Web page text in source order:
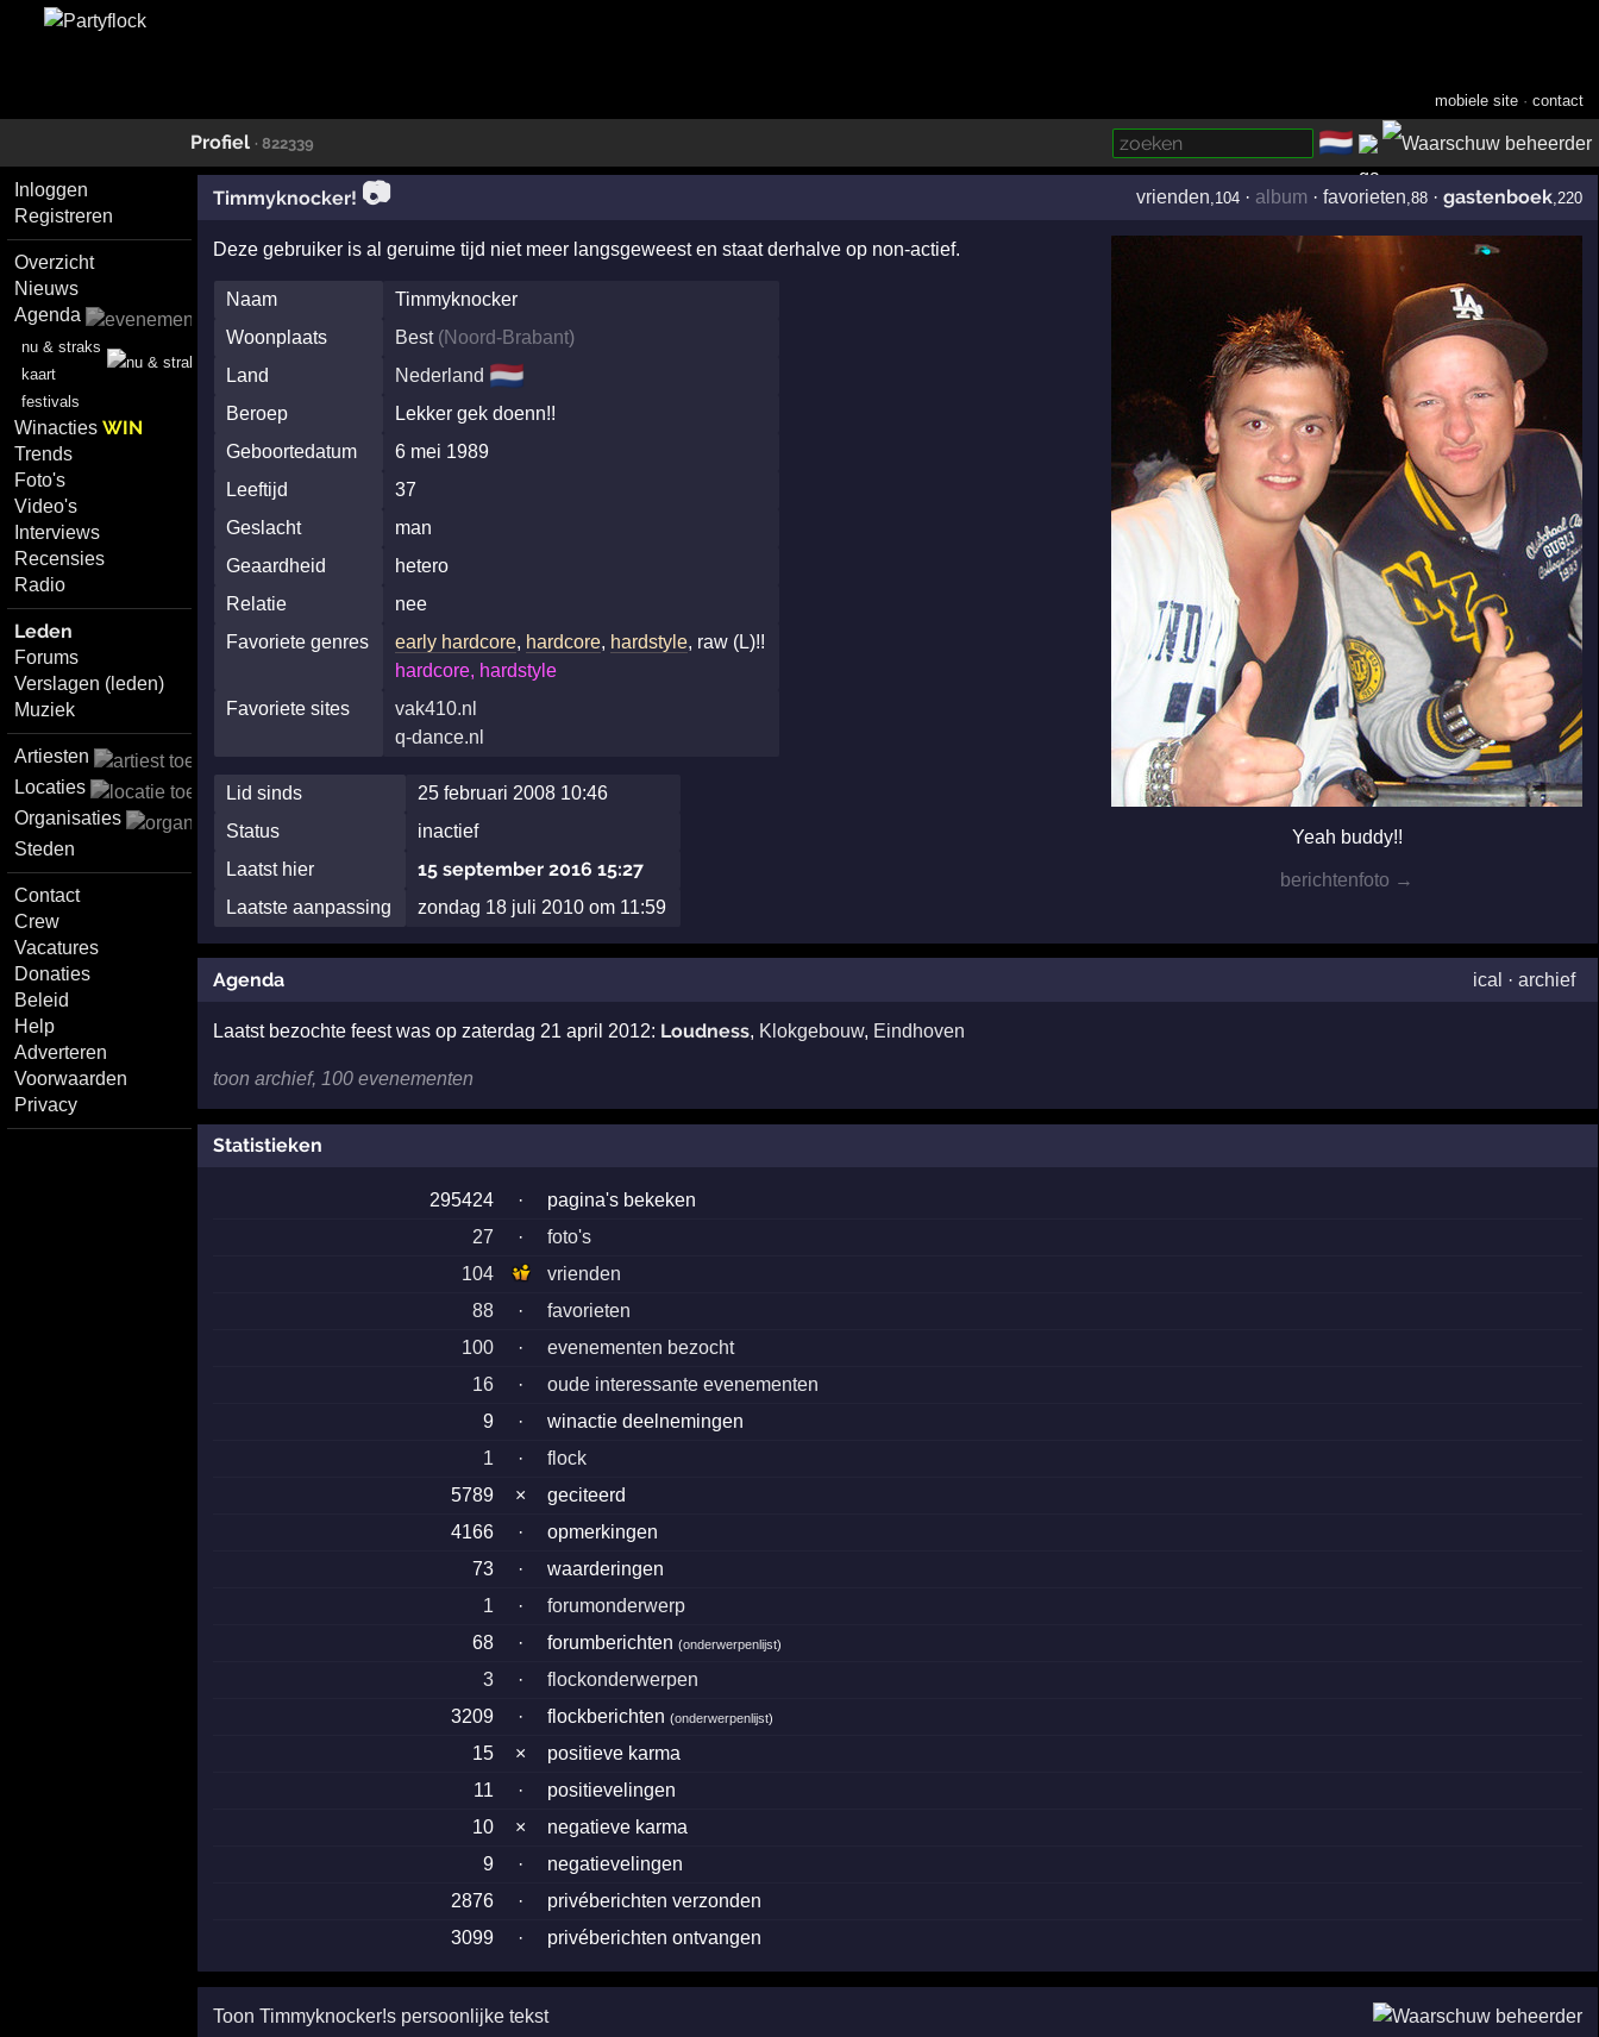
mobiele site ·contact
Profiel · 822339 🇳🇱
Inloggen
Registreren
Overzicht
Nieuws
Agenda
nu & straks
kaart
festivals
WinactiesWIN
Trends
Foto's
Video's
Interviews
Recensies
Radio
Leden
Forums
Verslagen (leden)
Muziek
Artiesten
Locaties
Organisaties
Steden
Contact
Crew
Vacatures
Donaties
Beleid
Help
Adverteren
Voorwaarden
Privacy
Timmyknocker! 📷 vrienden ,104 · album ·favorieten ,88 ·gastenboek ,220
Yeah buddy!!
berichtenfoto →
Deze gebruiker is al geruime tijd niet meer langsgeweest en staat derhalve op non-actief.
Naam
Timmyknocker
Woonplaats
Best (Noord-Brabant)
Land
Nederland 🇳🇱
Beroep
Lekker gek doenn!!
Geboortedatum
6 mei 1989
Leeftijd
37
Geslacht
man
Geaardheid
hetero
Relatie
nee
Favoriete genres
early hardcore, hardcore, hardstyle, raw (L)!!
hardcore, hardstyle
Favoriete sites
vak410.nl
q-dance.nl
Lid sinds
25 februari 2008 10:46
Status
inactief
Laatst hier
15 september 2016 15:27
Laatste aanpassing zondag 18 juli 2010 om 11:59
Agenda ical · archief
Laatst bezochte feest was op zaterdag 21 april 2012: Loudness, Klokgebouw, Eindhoven
toon archief, 100 evenementen
Statistieken
295424 ·
pagina's bekeken
27
·
foto's
104
vrienden
88
·
favorieten
100
·
evenementen bezocht
16
·
oude interessante evenementen
9
·
winactie deelnemingen
1
·
flock
5789
×
geciteerd
4166
·
opmerkingen
73
·
waarderingen
1
·
forumonderwerp
68
· forumberichten(onderwerpenlijst)
3 ·
flockonderwerpen
3209
· flockberichten(onderwerpenlijst)
15 ×
positieve karma
11
·
positievelingen
10
×
negatieve karma
9
·
negatievelingen
2876
·
privéberichten verzonden
3099
· privéberichten ontvangen
Toon Timmyknocker!s persoonlijke tekst